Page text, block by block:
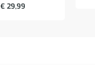
€29,99